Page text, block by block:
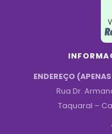
ENDEREÇO
Rua Dr.
Taquaral –